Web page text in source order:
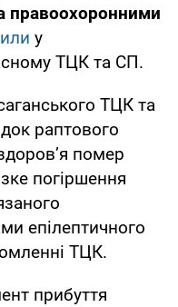
правоохоронними
у
ТЦК та СП.
ТЦК та
раптового
помер
погіршення
епілептичного
ТЦК.
прибуття